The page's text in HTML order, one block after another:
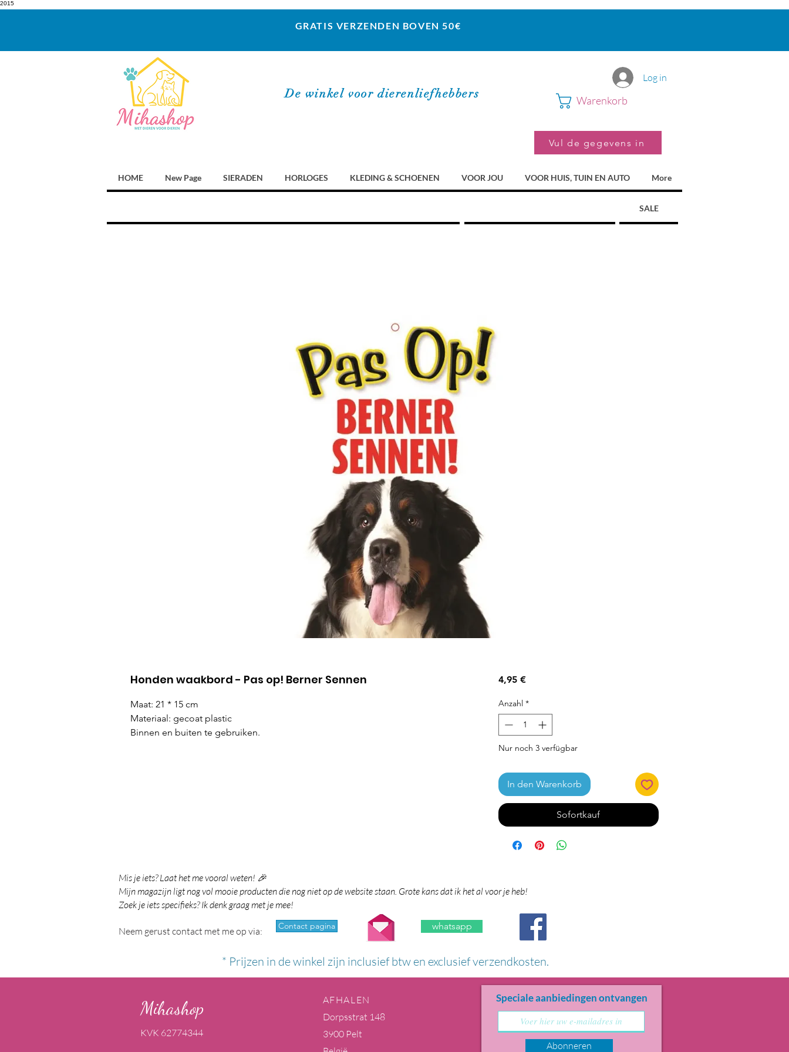
2015
GRATIS VERZENDEN BOVEN 50€
De winkel voor dierenliefhebbers
Log in
Warenkorb
Vul de gegevens in
HOME New Page SIERADEN HORLOGES KLEDING & SCHOENEN VOOR JOU VOOR HUIS, TUIN EN AUTO More
SALE
Honden waakbord - Pas op! Berner Sennen
Maat: 21 * 15 cm
Materiaal: gecoat plastic
Binnen en buiten te gebruiken.
4,95 €Preis
Anzahl *
Nur noch 3 verfügbar
In den Warenkorb
Sofortkauf
Mis je iets? Laat het me vooral weten! 🎉
Mijn magazijn ligt nog vol mooie producten die nog niet op de website staan. Grote kans dat ik het al voor je heb!
Zoek je iets specifieks? Ik denk graag met je mee!
Neem gerust contact met me op via: Contact pagina whatsapp
* Prijzen in de winkel zijn inclusief btw en exclusief verzendkosten.
Mihashop
KVK 62774344
AFHALEN
Dorpsstrat 148
3900 Pelt
Speciale aanbiedingen ontvangen
Abonneren